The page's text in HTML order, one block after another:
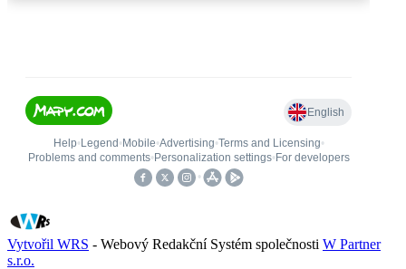
Vytvořil WRS - Webový Redakční Systém společnosti W Partner
s.r.o.